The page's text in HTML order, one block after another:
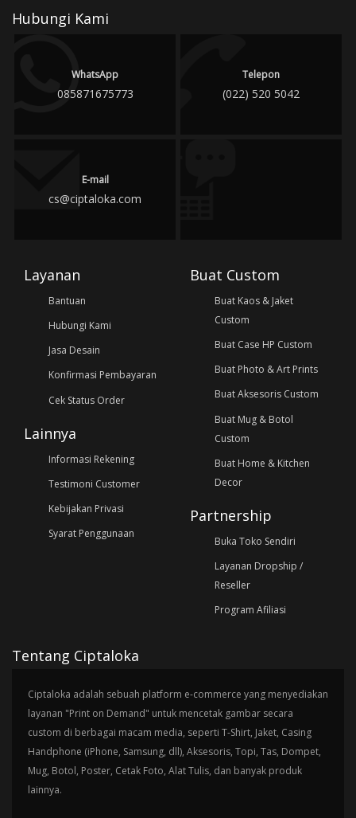
Hubungi Kami
WhatsApp
085871675773
Telepon
(022) 520 5042
E-mail
cs@ciptaloka.com
Layanan
Bantuan
Hubungi Kami
Jasa Desain
Konfirmasi Pembayaran
Cek Status Order
Lainnya
Informasi Rekening
Testimoni Customer
Kebijakan Privasi
Syarat Penggunaan
Buat Custom
Buat Kaos & Jaket
Custom
Buat Case HP Custom
Buat Photo & Art Prints
Buat Aksesoris Custom
Buat Mug & Botol
Custom
Buat Home & Kitchen
Decor
Partnership
Buka Toko Sendiri
Layanan Dropship /
Reseller
Program Afiliasi
Tentang Ciptaloka
Ciptaloka adalah sebuah platform e-commerce yang menyediakan
layanan "Print on Demand" untuk mencetak gambar secara
custom di berbagai macam media, seperti T-Shirt, Jaket, Casing
Handphone (iPhone, Samsung, dll), Aksesoris, Topi, Tas, Dompet,
Mug, Botol, Poster, Cetak Foto, Alat Tulis, dan banyak produk
lainnya.